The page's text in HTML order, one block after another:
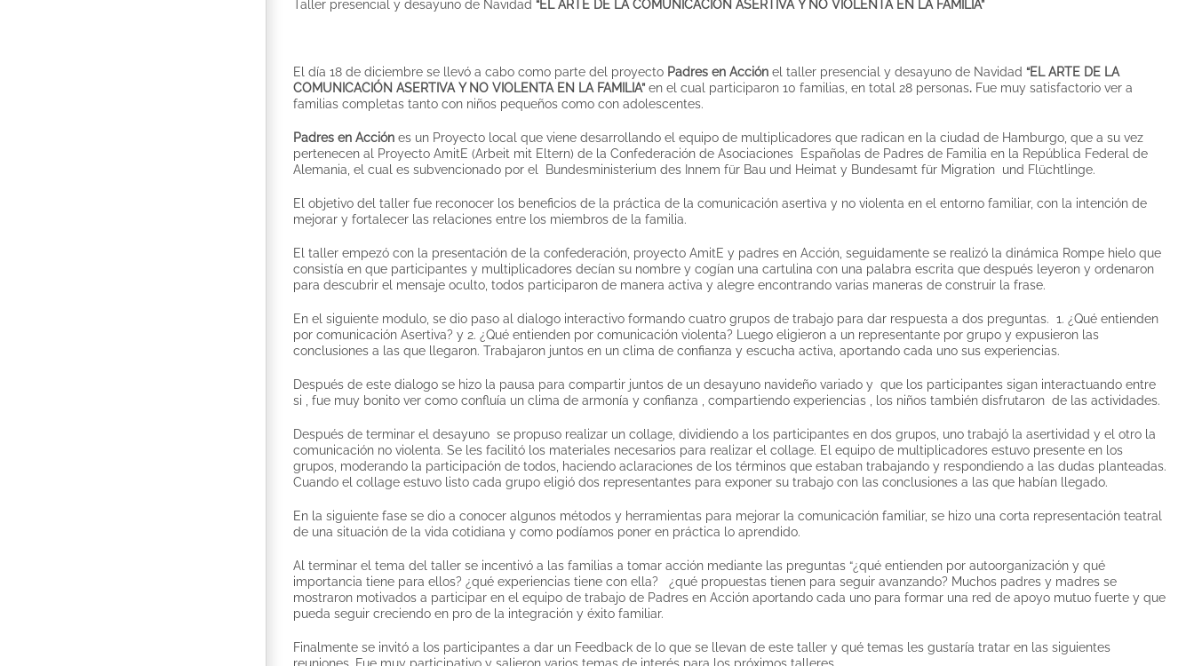
Taller presencial y desayuno de Navidad “EL ARTE DE LA COMUNICACIÓN ASERTIVA Y NO VIOLENTA EN LA FAMILIA”
El día 18 de diciembre se llevó a cabo como parte del proyecto Padres en Acción el taller presencial y desayuno de Navidad “EL ARTE DE LA
COMUNICACIÓN ASERTIVA Y NO VIOLENTA EN LA FAMILIA” en el cual participaron 10 familias, en total 28 personas. Fue muy satisfactorio ver a
familias completas tanto con niños pequeños como con adolescentes.
Padres en Acción es un Proyecto local que viene desarrollando el equipo de multiplicadores que radican en la ciudad de Hamburgo, que a su vez
pertenecen al Proyecto AmitE (Arbeit mit Eltern) de la Confederación de Asociaciones Españolas de Padres de Familia en la República Federal de
Alemania, el cual es subvencionado por el Bundesministerium des Innem für Bau und Heimat y Bundesamt für Migration und Flüchtlinge.
El objetivo del taller fue reconocer los beneficios de la práctica de la comunicación asertiva y no violenta en el entorno familiar, con la intención de
mejorar y fortalecer las relaciones entre los miembros de la familia.
El taller empezó con la presentación de la confederación, proyecto AmitE y padres en Acción, seguidamente se realizó la dinámica Rompe hielo que
consistía en que participantes y multiplicadores decían su nombre y cogían una cartulina con una palabra escrita que después leyeron y ordenaron
para descubrir el mensaje oculto, todos participaron de manera activa y alegre encontrando varias maneras de construir la frase.
En el siguiente modulo, se dio paso al dialogo interactivo formando cuatro grupos de trabajo para dar respuesta a dos preguntas. 1. ¿Qué entienden
por comunicación Asertiva? y 2. ¿Qué entienden por comunicación violenta? Luego eligieron a un representante por grupo y expusieron las
conclusiones a las que llegaron. Trabajaron juntos en un clima de confianza y escucha activa, aportando cada uno sus experiencias.
Después de este dialogo se hizo la pausa para compartir juntos de un desayuno navideño variado y que los participantes sigan interactuando entre
si , fue muy bonito ver como confluía un clima de armonía y confianza , compartiendo experiencias , los niños también disfrutaron de las actividades.
Después de terminar el desayuno se propuso realizar un collage, dividiendo a los participantes en dos grupos, uno trabajó la asertividad y el otro la
comunicación no violenta. Se les facilitó los materiales necesarios para realizar el collage. El equipo de multiplicadores estuvo presente en los
grupos, moderando la participación de todos, haciendo aclaraciones de los términos que estaban trabajando y respondiendo a las dudas planteadas.
Cuando el collage estuvo listo cada grupo eligió dos representantes para exponer su trabajo con las conclusiones a las que habían llegado.
En la siguiente fase se dio a conocer algunos métodos y herramientas para mejorar la comunicación familiar, se hizo una corta representación teatral
de una situación de la vida cotidiana y como podíamos poner en práctica lo aprendido.
Al terminar el tema del taller se incentivó a las familias a tomar acción mediante las preguntas “¿qué entienden por autoorganización y qué
importancia tiene para ellos? ¿qué experiencias tiene con ella? ¿qué propuestas tienen para seguir avanzando? Muchos padres y madres se
mostraron motivados a participar en el equipo de trabajo de Padres en Acción aportando cada uno para formar una red de apoyo mutuo fuerte y que
pueda seguir creciendo en pro de la integración y éxito familiar.
Finalmente se invitó a los participantes a dar un Feedback de lo que se llevan de este taller y qué temas les gustaría tratar en las siguientes